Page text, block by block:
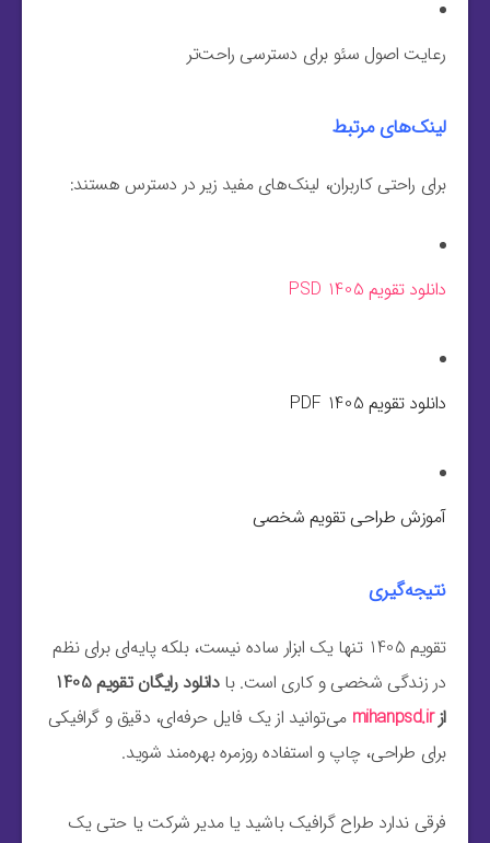
رعایت اصول سئو برای دسترسی راحت‌تر
لینک‌های مرتبط
برای راحتی کاربران، لینک‌های مفید زیر در دسترس هستند:
دانلود تقویم 1405 PSD
دانلود تقویم 1405 PDF
آموزش طراحی تقویم شخصی
نتیجه‌گیری
تقویم 1405 تنها یک ابزار ساده نیست، بلکه پایه‌ای برای نظم
در زندگی شخصی و کاری است. با
دانلود رایگان تقویم 1405
ازmihanpsd.ir می‌توانید از یک فایل حرفه‌ای، دقیق و گرافیکی
برای طراحی، چاپ و استفاده روزمره بهره‌مند شوید.
فرقی ندارد طراح گرافیک باشید یا مدیر شرکت یا حتی یک